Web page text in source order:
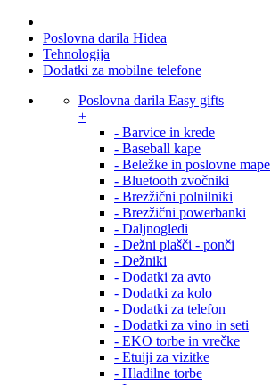
Poslovna darila Hidea
Tehnologija
Dodatki za mobilne telefone
Poslovna darila Easy gifts
+
- Barvice in krede
- Baseball kape
- Beležke in poslovne mape
- Bluetooth zvočniki
- Brezžični polnilniki
- Brezžični powerbanki
- Daljnogledi
- Dežni plašči - ponči
- Dežniki
- Dodatki za avto
- Dodatki za kolo
- Dodatki za telefon
- Dodatki za vino in seti
- EKO torbe in vrečke
- Etuiji za vizitke
- Hladilne torbe